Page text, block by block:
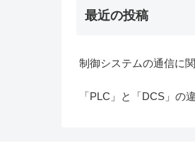
最近の投稿
制御システムの通信に
「PLC」と「DCS」の